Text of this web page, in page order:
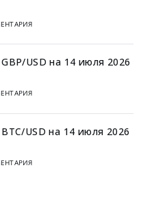
USD на 14 июля 2026
USD на 14 июля 2026